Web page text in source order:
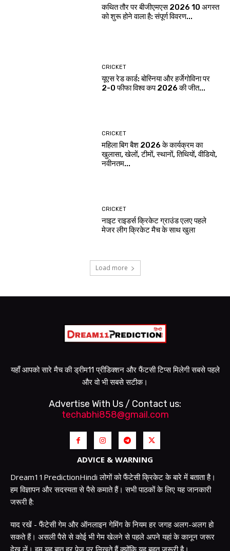
कथित तौर पर बीजीएमएस 2026 10 अगस्त
को शुरू होने वाला है: संपूर्ण विवरण...
CRICKET
यूएस रेड कार्ड: बोस्निया और हर्जेगोविना पर
2-0 फीफा विश्व कप 2026 की जीत...
CRICKET
महिला बिग बैश 2026 के कार्यक्रम का
खुलासा, खेलों, टीमों, स्थानों, तिथियों, वीडियो,
नवीनतम...
CRICKET
नाइट राइडर्स क्रिकेट ग्राउंड एलए पहले
मेजर लीग क्रिकेट मैच के साथ खुला
Load more
यहाँ आपको सारे मैच की ड्रीम11 प्रीडिक्शन और फैंटसी टिप्स मिलेगी सबसे पहले
और वो भी सबसे सटीक।
Advertise With Us / Contact us:
techabhi858@gmail.com
ADVICE & WARNING
Dream11PredictionHindi लोगों को फैंटेसी क्रिकेट के बारे में बताता है।
हम विज्ञापन और सदस्यता से पैसे कमाते हैं। सभी पाठकों के लिए यह जानकारी
जरूरी है:
याद रखें - फैंटेसी गेम और ऑनलाइन गेमिंग के नियम हर जगह अलग-अलग हो
सकते हैं। असली पैसे से कोई भी गेम खेलने से पहले अपने यहां के कानून जरूर
देख लें। हम यह बात हर पेज पर लिखते हैं क्योंकि यह बहुत जरूरी है।